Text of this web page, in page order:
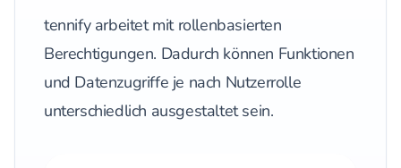
tennify arbeitet mit rollenbasierten
Berechtigungen. Dadurch können Funktionen
und Datenzugriffe je nach Nutzerrolle
unterschiedlich ausgestaltet sein.